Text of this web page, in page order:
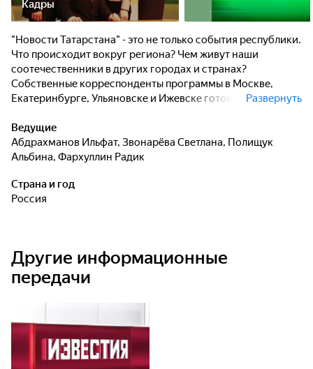
Кадры
"Новости Татарстана" - это не только события республики.
Что происходит вокруг региона? Чем живут наши
соотечественники в других городах и странах?
Собственные корреспонденты программы в Москве,
Екатеринбурге, Ульяновске и Ижевске готовят
этих городах.
Развернуть
Ведущие
Абдрахманов Ильфат, Звонарёва Светлана, Полищук
Альбина, Фархуллин Радик
Страна и год
Россия
Другие информационные
передачи